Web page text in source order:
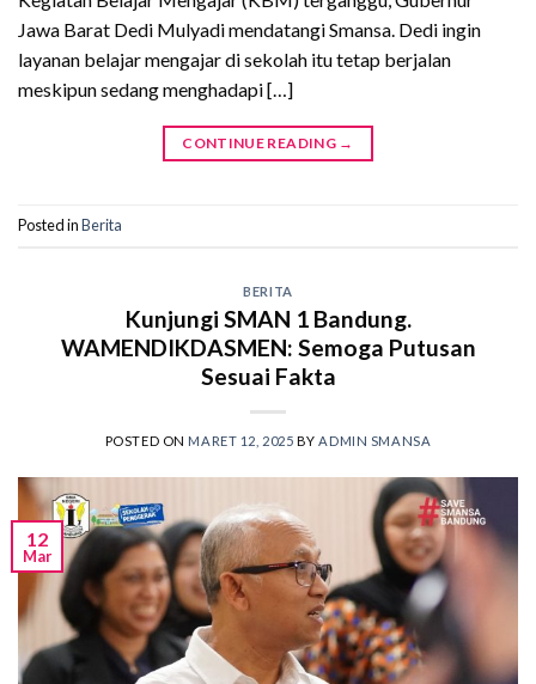
Jawa Barat Dedi Mulyadi mendatangi Smansa. Dedi ingin
layanan belajar mengajar di sekolah itu tetap berjalan
meskipun sedang menghadapi […]
CONTINUE READING →
Posted inBerita
BERITA
Kunjungi SMAN 1 Bandung.
WAMENDIKDASMEN: Semoga Putusan
Sesuai Fakta
POSTED ON MARET 12, 2025 BYADMIN SMANSA
12
Mar